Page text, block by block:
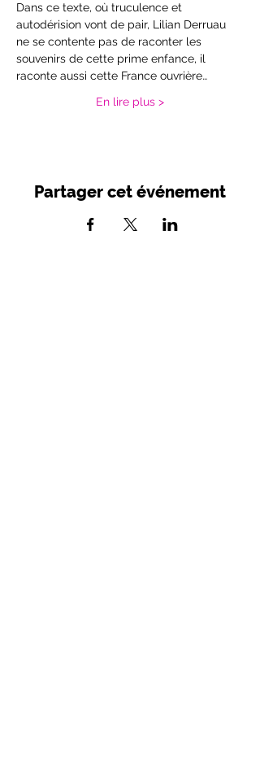
Dans ce texte, où truculence et
autodérision vont de pair, Lilian Derruau
ne se contente pas de raconter les
souvenirs de cette prime enfance, il
raconte aussi cette France ouvrière…
En lire plus >
Partager cet événement